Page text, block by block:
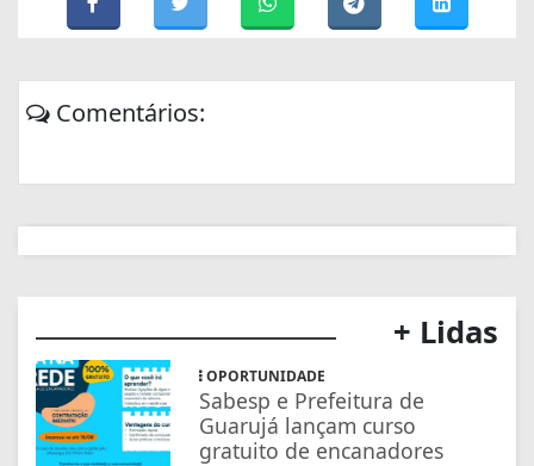
Comentários:
+ Lidas
OPORTUNIDADE
Sabesp e Prefeitura de
Guarujá lançam curso
gratuito de encanadores